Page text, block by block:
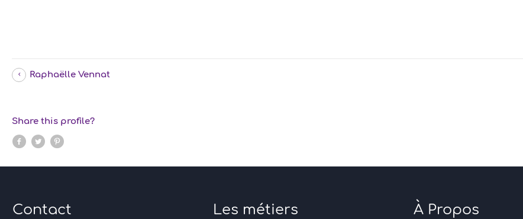
Raphaëlle Vennat
Share this profile?
Contact Les métiers À Propos